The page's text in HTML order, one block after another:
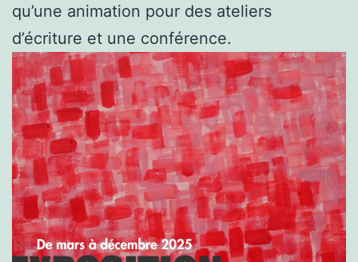
qu’une animation pour des ateliers
d’écriture et une conférence.